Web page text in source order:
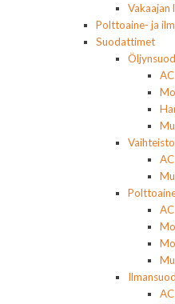
Vakaajan
Polttoaine- ja
Suodattimet